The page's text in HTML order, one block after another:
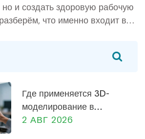
но и создать здоровую рабочую
что именно входит в
работают в
заметки от бывалых
чтобы каждый мог сделать
чуть безопаснее.
Где применяется 3D-
моделирование в
машиностроении: от
2 АВГ 2026